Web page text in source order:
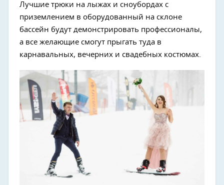
Лучшие трюки на лыжах и сноубордах с
приземлением в оборудованный на склоне
бассейн будут демонстрировать профессионалы,
а все желающие смогут прыгать туда в
карнавальных, вечерних и свадебных костюмах.